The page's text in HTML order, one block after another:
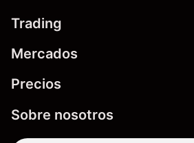
Trading
Mercados
Precios
Sobre nosotros